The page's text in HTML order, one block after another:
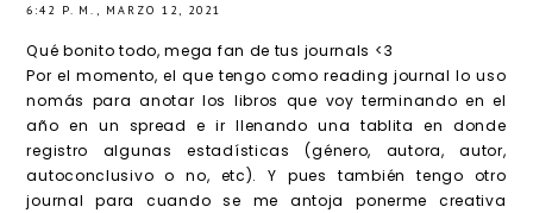
6:42 P. M., MARZO 12, 2021
Qué bonito todo, mega fan de tus journals <3
Por el momento, el que tengo como reading journal lo uso
nomás para anotar los libros que voy terminando en el
año en un spread e ir llenando una tablita en donde
registro algunas estadísticas (género, autora, autor,
autoconclusivo o no, etc). Y pues también tengo otro
journal para cuando se me antoja ponerme creativa